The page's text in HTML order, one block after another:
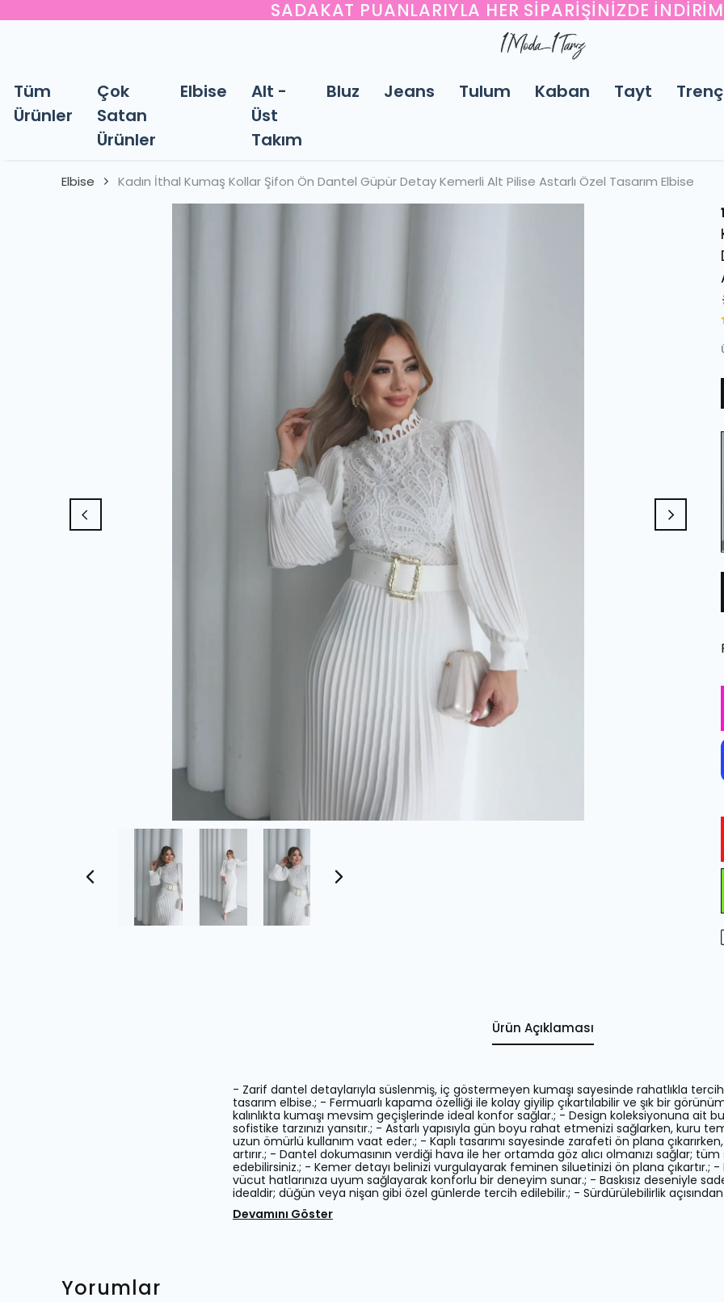
SADAKAT PUANLARIYLA HER SIPARIŞINIZDE
Tüm
Ürünler
Çok
Satan
Ürünler
Elbise
Alt -
Üst
Takım
Bluz Jeans Tulum Kaban Tayt
Elbise Kadın İthal Kumaş Kollar Şifon Ön Dantel Güpür Detay Kemerli Alt Pilise Astarlı Özel Tasarım Elbise
Ürün Açıklaması
- Zarif dantel detaylarıyla süslenmiş, iç göstermeyen kumaşı sayesinde rahatlıkla
tasarım elbise.; - Fermuarlı kapama özelliği ile kolay giyilip çıkartılabilir ve şık bir
kalınlıkta kumaşı mevsim geçişlerinde ideal konfor sağlar.; - Design koleksiyonuna ait
sofistike tarzınızı yansıtır.; - Astarlı yapısıyla gün boyu rahat etmenizi sağlarken, kuru
uzun ömürlü kullanım vaat eder.; - Kaplı tasarımı sayesinde zarafeti ön plana
artırır.; - Dantel dokumasının verdiği hava ile her ortamda göz alıcı olmanızı sağlar;
edebilirsiniz.; - Kemer detayı belinizi vurgulayarak feminen siluetinizi ön plana çıkartır.;
vücut hatlarınıza uyum sağlayarak konforlu bir deneyim sunar.; - Baskısız deseniyle
idealdir; düğün veya nişan gibi özel günlerde tercih edilebilir.; - Sürdürülebilirlik
Devamını Göster
Yorumlar